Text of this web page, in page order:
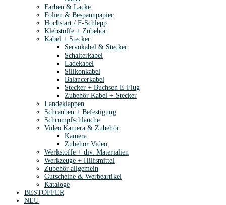
Farben & Lacke
Folien & Bespannpapier
Hochstart / F-Schlepp
Klebstoffe + Zubehör
Kabel + Stecker
Servokabel & Stecker
Schalterkabel
Ladekabel
Silikonkabel
Balancerkabel
Stecker + Buchsen E-Flug
Zubehör Kabel + Stecker
Landeklappen
Schrauben + Befestigung
Schrumpfschläuche
Video Kamera & Zubehör
Kamera
Zubehör Video
Werkstoffe + div. Materialien
Werkzeuge + Hilfsmittel
Zubehör allgemein
Gutscheine & Werbeartikel
Kataloge
BESTOFFER
NEU